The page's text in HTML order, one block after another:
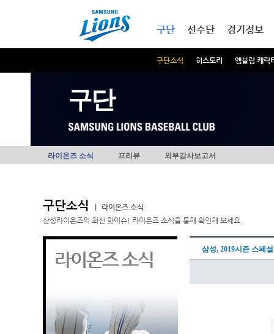
구단
구단소식 히스토리 엠블럼 캐릭
선수단 경기정보
구단
라이온즈 소식 프리뷰 외부감사보고서
구단소식
라이온즈 소식
삼성라이온즈의 최신 핫이슈! 라이온즈 소식을 통해 확인해 보세요.
라이온즈 소식 삼성, 2019시즌 스페